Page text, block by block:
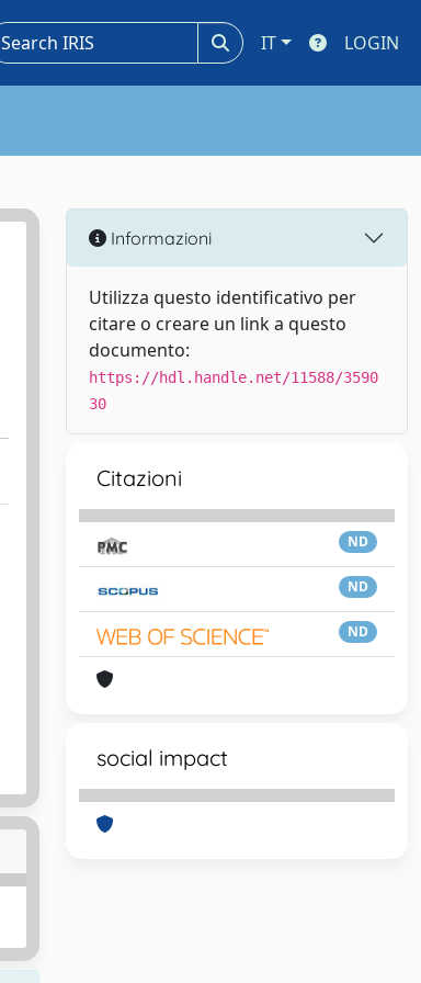
IT LOGIN
Informazioni
Utilizza questo identificativo per
citare o creare un link a questo
documento:
https://hdl.handle.net/11588/3590
30
Citazioni
ND
ND
ND
social impact